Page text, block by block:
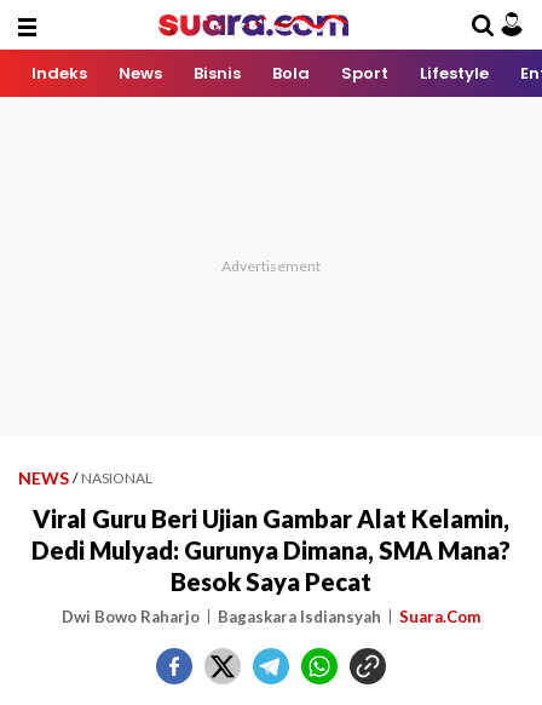
Indeks News Bisnis Bola Sport Lifestyle
NEWS / NASIONAL
Viral Guru Beri Ujian Gambar Alat Kelamin,
Dedi Mulyad: Gurunya Dimana, SMA Mana?
Besok Saya Pecat
Dwi Bowo Raharjo Bagaskara Isdiansyah Suara.Com